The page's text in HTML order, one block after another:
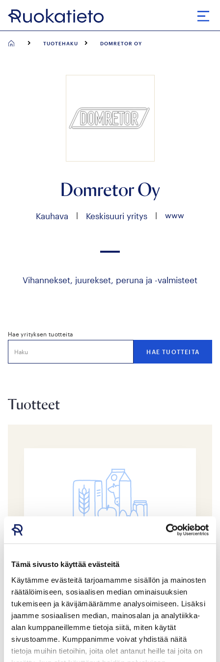
Tämä sivusto käyttää evästeitä
Käytämme evästeitä tarjoamamme sisällön ja mainosten
räätälöimiseen, sosiaalisen median ominaisuuksien
tukemiseen ja kävijämäärämme analysoimiseen. Lisäksi
jaamme sosiaalisen median, mainosalan ja analytiikka-
alan kumppaneillemme tietoja siitä, miten käytät
sivustoamme. Kumppanimme voivat yhdistää näitä
tietoja muihin tietoihin, joita olet antanut heille tai joita on
Siirry
suoraan
TUOTEHAKU DOMRETOR OY
Domretor Oy
Kauhava | Keskisuuri yritys | www
Vihannekset, juurekset, peruna ja -valmisteet
Hae yrityksen tuotteita
Tuotteet
Lanttusose 1 kg